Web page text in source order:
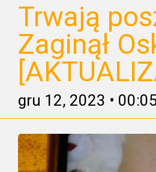
Trwają
Zaginął
gru 12, 2023 •